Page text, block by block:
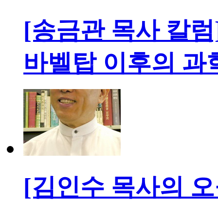
[송금관 목사 칼
바벨탑 이후의 과
[김인수 목사의